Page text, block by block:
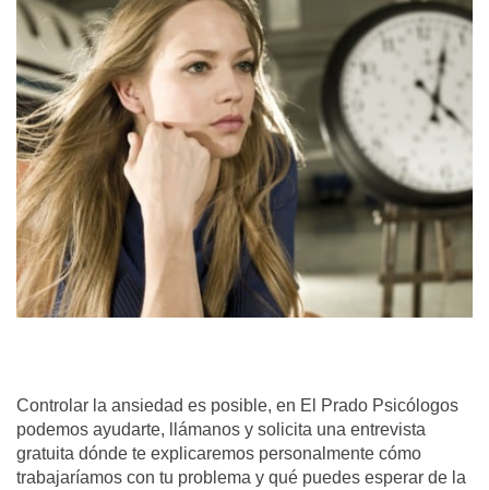
Controlar la ansiedad es posible, en El Prado Psicólogos
podemos ayudarte, llámanos y solicita una entrevista
gratuita dónde te explicaremos personalmente cómo
trabajaríamos con tu problema y qué puedes esperar de la